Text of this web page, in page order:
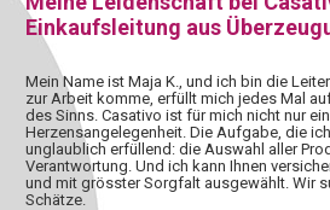
Einkaufsleitung aus
Mein Name ist Maja K., und ich bin die
zur Arbeit komme, erfüllt mich jedes Mal
des Sinns. Casativo ist für mich nicht nur
Herzensangelegenheit. Die Aufgabe, die
unglaublich erfüllend: die Auswahl aller
Verantwortung. Und ich kann Ihnen
und mit grösster Sorgfalt ausgewählt. Wir
Schätze.